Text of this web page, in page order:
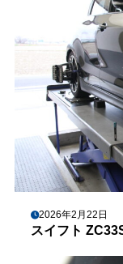
2026年2月22日
スイフト